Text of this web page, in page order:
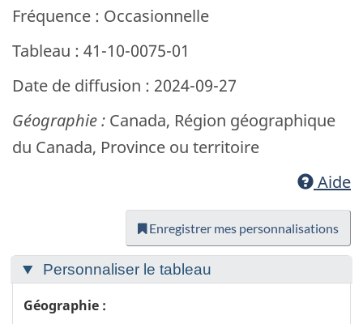
Fréquence : Occasionnelle
Tableau : 41-10-0075-01
Date de diffusion : 2024-09-27
Géographie : Canada, Région géographique
du Canada, Province ou territoire
Aide
Enregistrer mes personnalisations
Personnaliser le tableau
Géographie :